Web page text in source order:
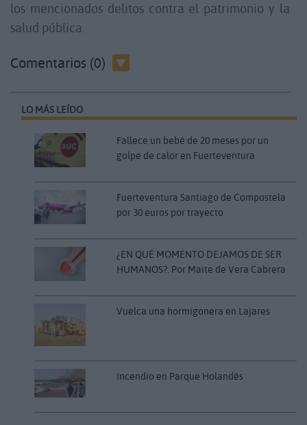
los mencionados delitos contra el patrimonio y la
salud pública.
Comentarios (0)
LO MÁS LEÍDO
Fallece un bebé de 20 meses por un
golpe de calor en Fuerteventura
Fuerteventura Santiago de Compostela
por 30 euros por trayecto
¿EN QUÉ MOMENTO DEJAMOS DE SER
HUMANOS?. Por Maite de Vera Cabrera
Vuelca una hormigonera en Lajares
Incendio en Parque Holandés